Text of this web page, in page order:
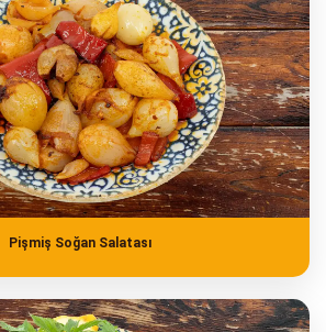
Pişmiş Soğan Salatası